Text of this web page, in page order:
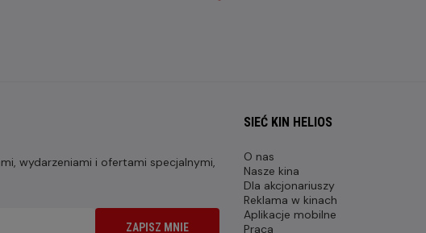
wydarzeniami i ofertami specjalnymi,
ZAPISZ MNIE
SIEĆ KIN HELIOS
O nas
Nasze kina
Dla akcjonariuszy
Reklama w kinach
Aplikacje mobilne
Praca